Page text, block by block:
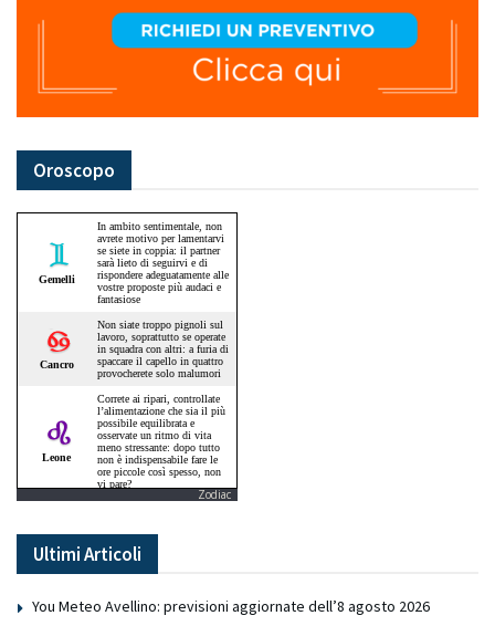
Oroscopo
Zodiac
Ultimi Articoli
You Meteo Avellino: previsioni aggiornate dell’8 agosto 2026